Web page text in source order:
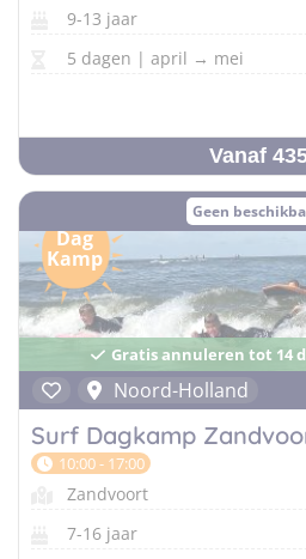
9-13 jaar
5 dagen | april → mei
Vanaf
Geen
Dag
Kamp
Gratis annuleren tot 14
Noord-Holland
Surf Dagkamp
10:00 - 17:00
Zandvoort
7-16 jaar